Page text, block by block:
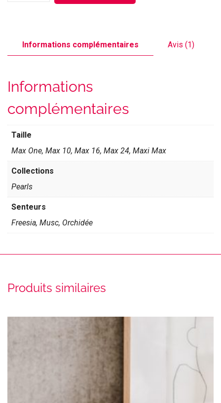
Informations complémentaires Avis (1)
Informations
complémentaires
Taille
Max One, Max 10, Max 16, Max 24, Maxi Max
Collections
Pearls
Senteurs
Freesia, Musc, Orchidée
Produits similaires